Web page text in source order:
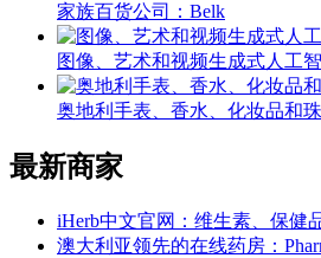
家族百货公司：Belk
图像、艺术和视频生成式人工
奥地利手表、香水、化妆品和
最新商家
iHerb中文官网：维生素、保健
澳大利亚领先的在线药房：